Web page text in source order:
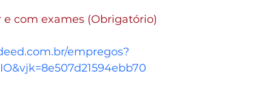
com exames (Obrigatório)
empregos?